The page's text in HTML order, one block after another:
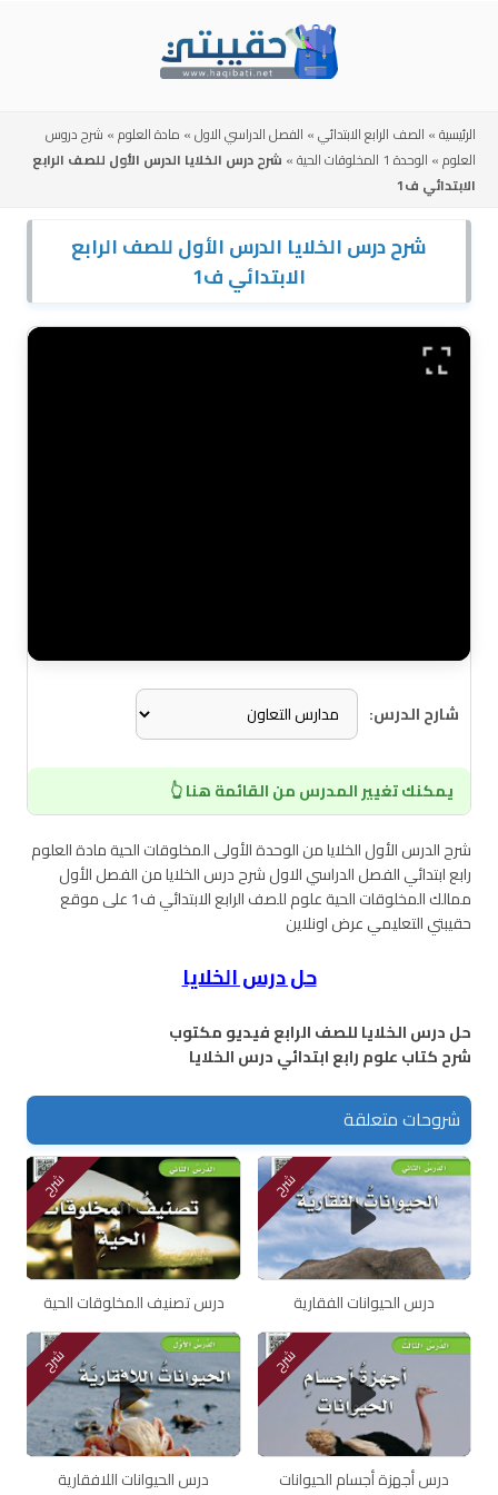
الرئيسية» الصف الرابع الابتدائي» الفصل الدراسي الاول» مادة العلوم» شرح دروس
العلوم» الوحدة 1 المخلوقات الحية » شرح درس الخلايا الدرس الأول للصف الرابع
الابتدائي ف1
شرح درس الخلايا الدرس الأول للصف الرابع
الابتدائي ف1
شارح الدرس:
يمكنك تغيير المدرس من القائمة هنا 👆
شرح الدرس الأول الخلايا من الوحدة الأولى المخلوقات الحية مادة العلوم
رابع ابتدائي الفصل الدراسي الاول شرح درس الخلايا من الفصل الأول
ممالك المخلوقات الحية علوم للصف الرابع الابتدائي ف1 على موقع
حقيبتي التعليمي عرض اونلاين
حل درس الخلايا
حل درس الخلايا للصف الرابع فيديو مكتوب
شرح كتاب علوم رابع ابتدائي درس الخلايا
شروحات متعلقة
شرح
درس الحيوانات الفقارية
شرح
درس تصنيف المخلوقات الحية
شرح
درس أجهزة أجسام الحيوانات
شرح
درس الحيوانات اللافقارية